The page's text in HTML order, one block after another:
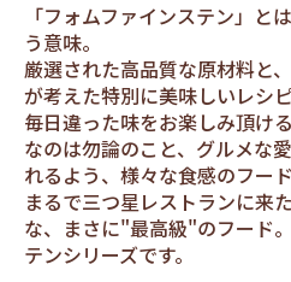
「フォムファインステン」
う意味。
厳選された高品質な原材料と
が考えた特別に美味しいレシ
毎日違った味をお楽しみ頂け
なのは勿論のこと、グルメな
れるよう、様々な食感のフー
まるで三つ星レストランに来
な、まさに"最高級"のフード
テンシリーズです。